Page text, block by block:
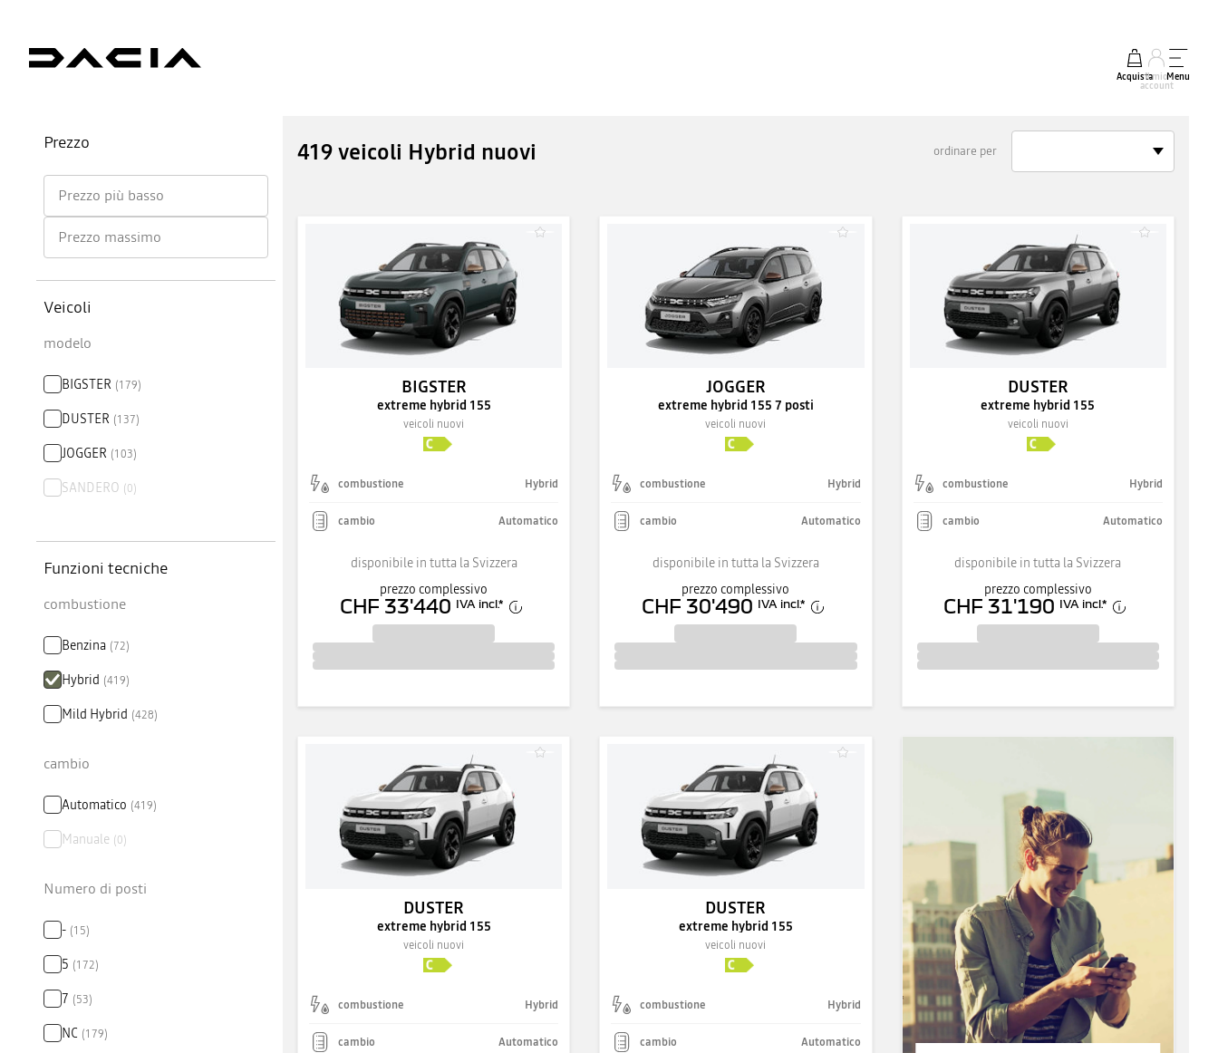
AcquistaIl mio
account
Menu
Prezzo
Prezzo più basso
Prezzo massimo
Veicoli
modelo
BIGSTER (179)
DUSTER (137)
JOGGER (103)
SANDERO (0)
Funzioni tecniche
combustione
Benzina (72)
Hybrid (419)
Mild Hybrid (428)
cambio
Automatico (419)
Manuale (0)
Numero di posti
- (15)
5 (172)
7 (53)
NC (179)
419 veicoli Hybrid nuovi ordinare per
BIGSTER
extreme hybrid 155
veicoli nuovi
combustione Hybrid
cambio Automatico
disponibile in tutta la Svizzera
prezzo complessivo
CHF 33'440 IVA incl.*
JOGGER
extreme hybrid 155 7 posti
veicoli nuovi
combustione Hybrid
cambio Automatico
disponibile in tutta la Svizzera
prezzo complessivo
CHF 30'490 IVA incl.*
DUSTER
extreme hybrid 155
veicoli nuovi
combustione Hybrid
cambio Automatico
disponibile in tutta la Svizzera
prezzo complessivo
CHF 31'190 IVA incl.*
DUSTER
extreme hybrid 155
veicoli nuovi
combustione Hybrid
cambio Automatico
DUSTER
extreme hybrid 155
veicoli nuovi
combustione Hybrid
cambio Automatico